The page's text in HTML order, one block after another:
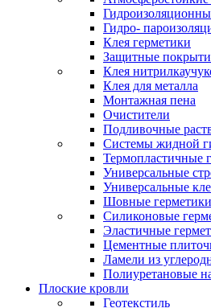
Гидро-
Клея герметики
Защитные
Клея
Клея для металла
Монтажная пена
Очистители
Подливочные
Системы жидной
Термопластичные
Универсальные
Универсальные
Шовные герметики
Силиконовые
Эластичные
Цементные
Ламели из
Полиуретановые
Плоские кровли
Геотекстиль